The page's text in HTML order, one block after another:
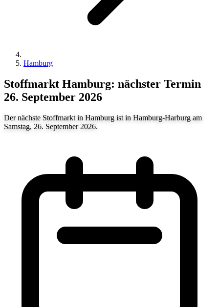
Hamburg
Stoffmarkt Hamburg: nächster Termin
26. September 2026
Der nächste Stoffmarkt in Hamburg ist in Hamburg-Harburg am
Samstag, 26. September 2026.